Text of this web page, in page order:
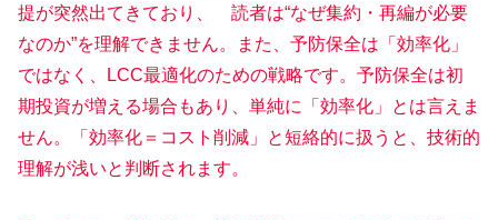
提が突然出てきており、 読者は“なぜ集約・再編が必要
なのか”を理解できません。また、予防保全は「効率化」
ではなく、LCC最適化のための戦略です。予防保全は初
期投資が増える場合もあり、単純に「効率化」とは言えま
せん。「効率化＝コスト削減」と短絡的に扱うと、技術的
理解が浅いと判断されます。